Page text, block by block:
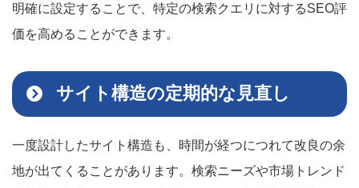
明確に設定することで、特定の検索クエリに対するSEO評
価を高めることができます。
サイト構造の定期的な見直し
一度設計したサイト構造も、時間が経つにつれて改良の余
地が出てくることがあります。検索ニーズや市場トレンド